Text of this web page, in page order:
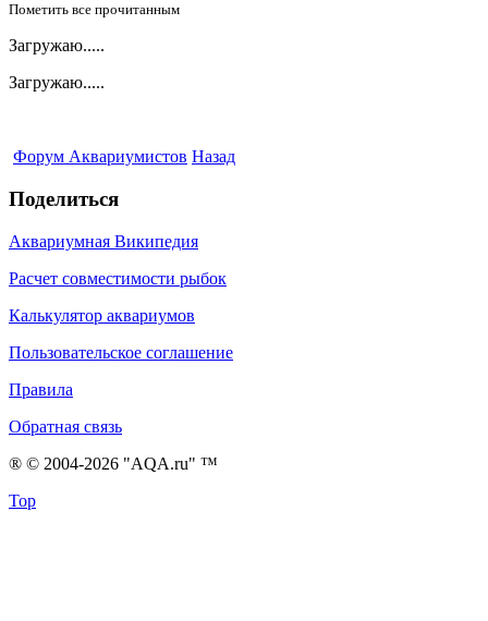
Пометить все прочитанным
Загружаю.....
Загружаю.....
Форум Аквариумистов Назад
Поделиться
Аквариумная Википедия
Расчет совместимости рыбок
Калькулятор аквариумов
Пользовательское соглашение
Правила
Обратная связь
® © 2004-2026 "AQA.ru" ™
Top